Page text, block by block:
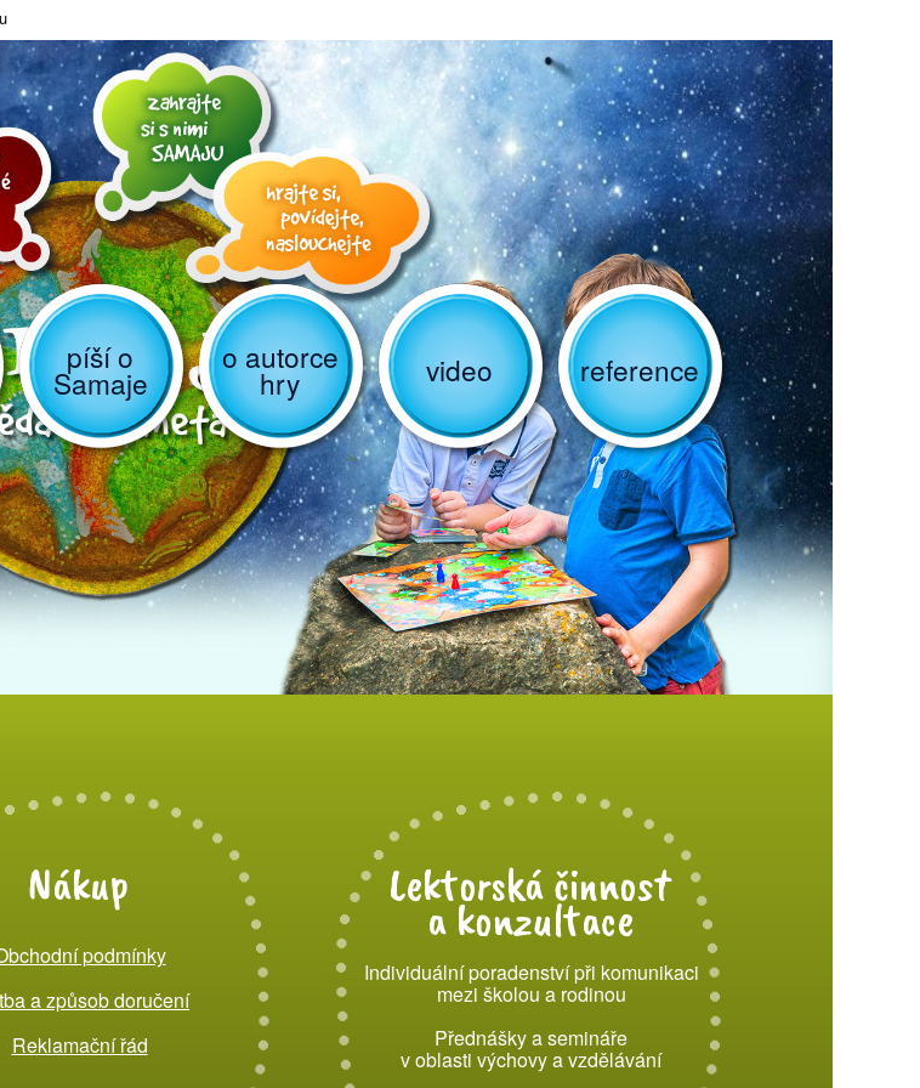
píší o
Samaje
o autorce
hry video reference
Nákup
podmínky
a způsob doručení
Reklamační řád
Lektorská činnost
a konzultace
Individuální poradenství při komunikaci
mezi školou a rodinou
Přednášky a semináře
v oblasti výchovy a vzdělávání